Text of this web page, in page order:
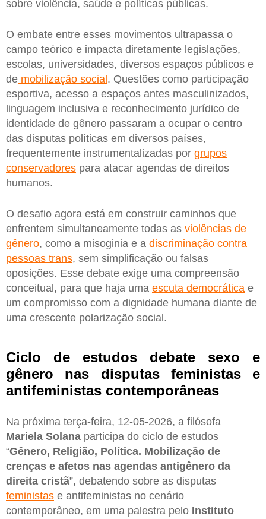
sobre violência, saúde e políticas públicas.
O embate entre esses movimentos ultrapassa o
campo teórico e impacta diretamente legislações,
escolas, universidades, diversos espaços públicos e
de mobilização social . Questões como participação
esportiva, acesso a espaços antes masculinizados,
linguagem inclusiva e reconhecimento jurídico de
identidade de gênero passaram a ocupar o centro
das disputas políticas em diversos países,
frequentemente instrumentalizadas por grupos
conservadores para atacar agendas de direitos
humanos.
O desafio agora está em construir caminhos que
enfrentem simultaneamente todas as violências de
gênero, como a misoginia e a discriminação contra
pessoas trans, sem simplificação ou falsas
oposições. Esse debate exige uma compreensão
conceitual, para que haja uma escuta democrática e
um compromisso com a dignidade humana diante de
uma crescente polarização social.
Ciclo de estudos debate sexo e
gênero nas disputas feministas e
antifeministas contemporâneas
Na próxima terça-feira, 12-05-2026, a filósofa
Mariela Solana participa do ciclo de estudos
“Gênero, Religião, Política. Mobilização de
crenças e afetos nas agendas antigênero da
direita cristã”, debatendo sobre as disputas
feministas e antifeministas no cenário
contemporâneo, em uma palestra pelo Instituto